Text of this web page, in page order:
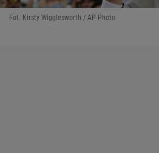
Fot. Kirsty Wigglesworth / AP Photo